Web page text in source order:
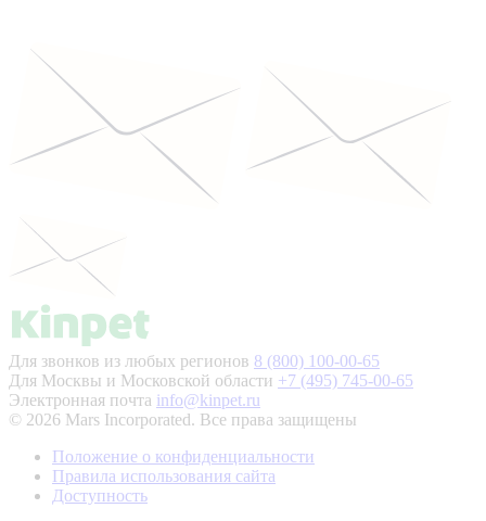
Для звонков из любых регионов 8 (800) 100-00-65
Для Москвы и Московской области +7 (495) 745-00-65
Электронная почта info@kinpet.ru
© 2026 Mars Incorporated. Все права защищены
Положение о конфиденциальности
Правила использования сайта
Доступность